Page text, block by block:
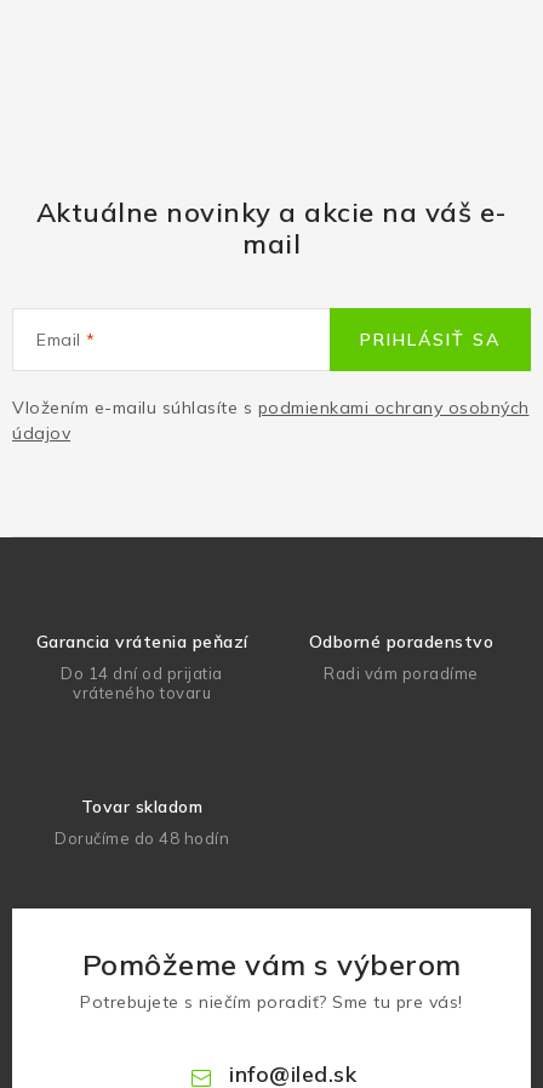
Aktuálne novinky a akcie na váš e-
mail
Email
Vložením e-mailu súhlasíte s podmienkami ochrany osobných
údajov
PRIHLÁSIŤ SA
Garancia vrátenia peňazí
Do 14 dní od prijatia
vráteného tovaru
Odborné poradenstvo
Radi vám poradíme
Tovar skladom
Doručíme do 48 hodín
Pomôžeme vám s výberom
Potrebujete s niečím poradiť? Sme tu pre vás!
info@iled.sk